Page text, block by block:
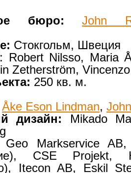
бюро:
John
Стокгольм, Швеция
: Robert Nilsso, Maria
Zetherström,
250 кв. м.
Åke Eson Lindman,
дизайн: Mikado
Geo Markservice
CSE Projekt,
Itecon AB, Eskil